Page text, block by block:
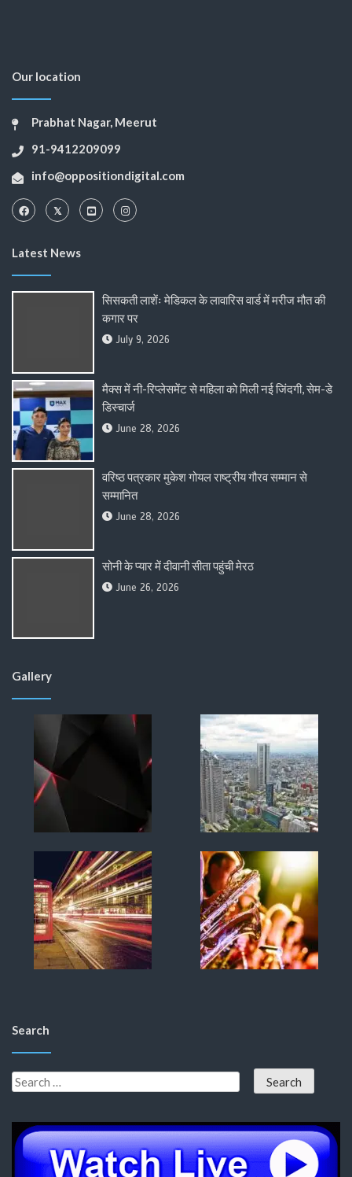
Our location
Prabhat Nagar, Meerut
91-9412209099
info@oppositiondigital.com
Latest News
सिसकती लाशेंः मेडिकल के लावारिस वार्ड में मरीज मौत की
कगार पर
July 9, 2026
मैक्स में नी-रिप्लेसमेंट से महिला को मिली नई जिंदगी, सेम-डे
डिस्चार्ज
June 28, 2026
वरिष्ठ पत्रकार मुकेश गोयल राष्ट्रीय गौरव सम्मान से
सम्मानित
June 28, 2026
सोनी के प्यार में दीवानी सीता पहुंची मेरठ
June 26, 2026
Gallery
Search